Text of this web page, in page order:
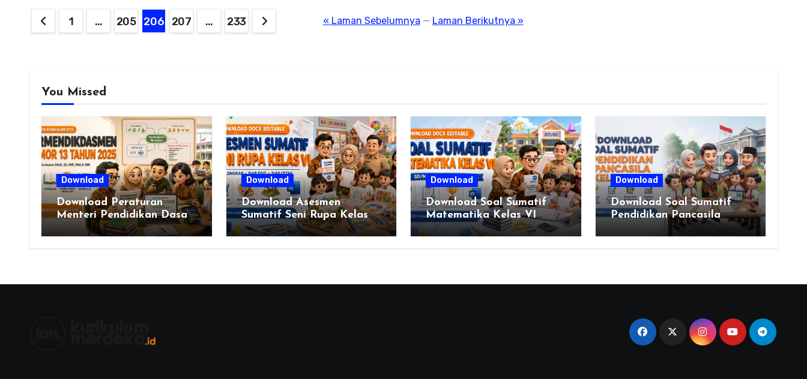
Paginasi
1 … 205 206 207 … 233 « Laman Sebelumnya — Laman Berikutnya »
You Missed
Download
Download Peraturan
Menteri Pendidikan Dasar
dan Menengah Republik
Indonesia Nomor 13 Tahun
Download
Download Asesmen
Sumatif Seni Rupa Kelas
VI Lengkap (DOCX)
Download
Download Soal Sumatif
Matematika Kelas VI
SD/MI Kurikulum Merdeka
Download
Download Soal Sumatif
Pendidikan Pancasila
Kelas VI SD Kurikulum
Merdeka, Solusi Praktis